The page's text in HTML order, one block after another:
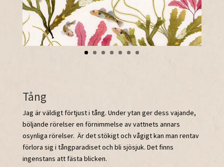
Tång
Jag är väldigt förtjust i tång. Under ytan ger dess vajande,
böljande rörelser en förnimmelse av vattnets annars
osynliga rörelser. Är det stökigt och vågigt kan man rentav
förlora sig i tångparadiset och bli sjösjuk. Det finns
ingenstans att fästa blicken.